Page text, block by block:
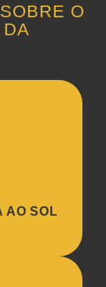
O
AO SOL